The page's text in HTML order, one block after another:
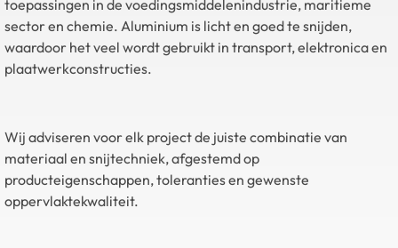
toepassingen in de voedingsmiddelenindustrie, maritieme
sector en chemie. Aluminium is licht en goed te snijden,
waardoor het veel wordt gebruikt in transport, elektronica en
plaatwerkconstructies.
Wij adviseren voor elk project de juiste combinatie van
materiaal en snijtechniek, afgestemd op
producteigenschappen, toleranties en gewenste
oppervlaktekwaliteit.